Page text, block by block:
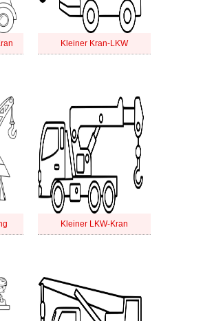
Kleiner Kran-LKW
Kleiner LKW-Kran